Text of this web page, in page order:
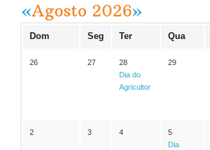
«Agosto 2026»
Dom Seg Ter Qua
26 27
28
Dia do
Agricultor
29
2 3 4
5
Dia